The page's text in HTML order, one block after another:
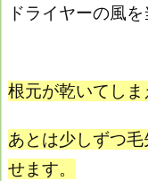
ドライヤーの風
根元が乾いてしま
あとは少しずつ
せます。